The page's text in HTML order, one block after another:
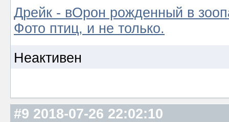
Дрейк - вОрон рожденный в
Фото птиц, и не только.
Неактивен
#9 2018-07-26 22:02:10